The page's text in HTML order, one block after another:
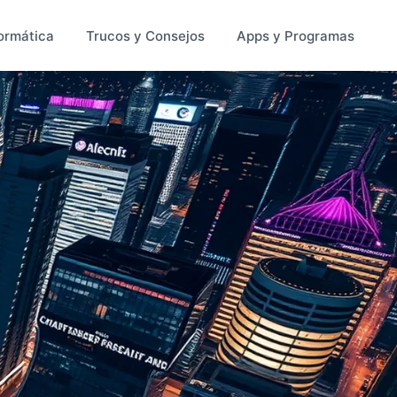
Trucos y Consejos Apps y Programas